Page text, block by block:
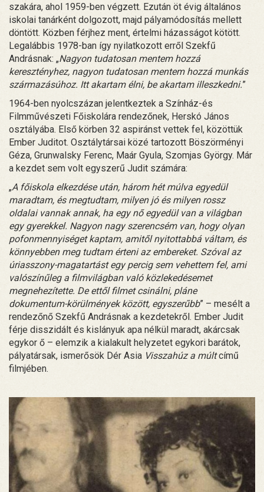
szakára, ahol 1959-ben végzett. Ezután öt évig általános
iskolai tanárként dolgozott, majd pályamódosítás mellett
döntött. Közben férjhez ment, értelmi házasságot kötött.
Legalábbis 1978-ban így nyilatkozott erről Szekfű
Andrásnak: „Nagyon tudatosan mentem hozzá
keresztényhez, nagyon tudatosan mentem hozzá munkás
származásúhoz. Itt akartam élni, be akartam illeszkedni.”
1964-ben nyolcszázan jelentkeztek a Színház-és
Filmművészeti Főiskolára rendezőnek, Herskó János
osztályába. Első körben 32 aspiránst vettek fel, közöttük
Ember Juditot. Osztálytársai közé tartozott Böszörményi
Géza, Grunwalsky Ferenc, Maár Gyula, Szomjas György. Már
a kezdet sem volt egyszerű Judit számára:
„A főiskola elkezdése után, három hét múlva egyedül
maradtam, és megtudtam, milyen jó és milyen rossz
oldalai vannak annak, ha egy nő egyedül van a világban
egy gyerekkel. Nagyon nagy szerencsém van, hogy olyan
pofonmennyiséget kaptam, amitől nyitottabbá váltam, és
könnyebben meg tudtam érteni az embereket. Szóval az
úriasszony-magatartást egy percig sem vehettem fel, ami
valószínűleg a filmvilágban való közlekedésemet
megnehezítette. De ettől filmet csinálni, pláne
dokumentum-körülmények között, egyszerűbb” – mesélt a
rendezőnő Szekfű Andrásnak a kezdetekről. Ember Judit
férje disszidált és kislányuk apa nélkül maradt, akárcsak
egykor ő – elemzik a kialakult helyzetet egykori barátok,
pályatársak, ismerősök Dér Asia Visszahúz a múltcímű
filmjében.